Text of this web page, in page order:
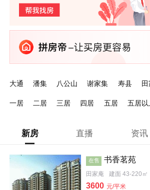
大通 潘集 八公山 谢家集 寿县
一居 二居 三居 四居 五居 五居以
新房 直播 资讯
在售 书香茗苑
田家庵 建面 43-220㎡
3600 元/平米